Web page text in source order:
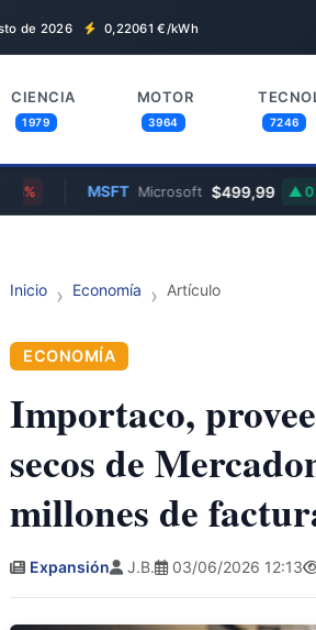
de 2026 0,22061 €/kWh
CIENCIA
1979
MOTOR
3964 7246
MSFT Microsoft $499,99 0.03%
Inicio Economía Artículo
ECONOMÍA
Importaco,
secos de
millones de
Expansión J.B. 03/06/2026 12:13